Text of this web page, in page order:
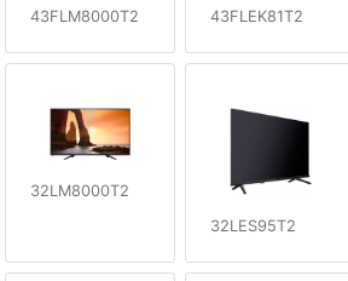
43FLM8000T2 43FLEK81T2
32LM8000T2
32LES95T2